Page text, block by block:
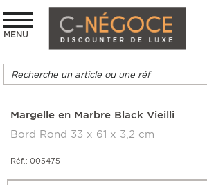
MENU
Margelle en Marbre Black Vieilli
Bord Rond 33 x 61 x 3,2 cm
Réf.: 005475